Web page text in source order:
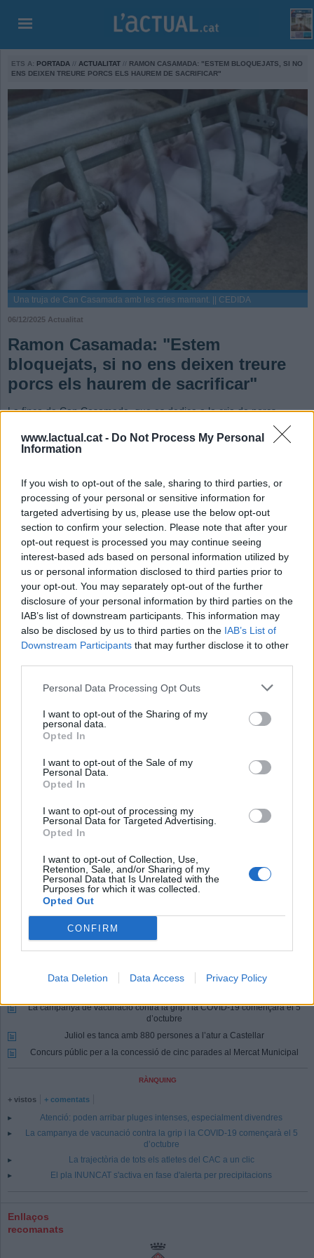
www.lactual.cat - Do Not Process My Personal
Information
If you wish to opt-out of the sale, sharing to third parties, or
processing of your personal or sensitive information for
targeted advertising by us, please use the below opt-out
section to confirm your selection. Please note that after your
opt-out request is processed you may continue seeing
interest-based ads based on personal information utilized by
us or personal information disclosed to third parties prior to
your opt-out. You may separately opt-out of the further
disclosure of your personal information by third parties on the
IAB’s list of downstream participants. This information may
also be disclosed by us to third parties on the IAB’s List of
Downstream Participants that may further disclose it to other
Personal Data Processing Opt Outs
I want to opt-out of the Sharing of my
personal data.
Opted In
I want to opt-out of the Sale of my
Personal Data.
Opted In
I want to opt-out of processing my
Personal Data for Targeted Advertising.
Opted In
I want to opt-out of Collection, Use,
Retention, Sale, and/or Sharing of my
Personal Data that Is Unrelated with the
Purposes for which it was collected.
Opted Out
CONFIRM
Data Deletion Data Access Privacy Policy
ETS A: PORTADA // ACTUALITAT // RAMON CASAMADA: "ESTEM BLOQUEJATS, SI NO
ENS DEIXEN TREURE PORCS ELS HAUREM DE SACRIFICAR"
Una truja de Can Casamada amb les cries mamant. || CEDIDA
06/12/2025 Actualitat
Ramon Casamada: "Estem
bloquejats, si no ens deixen treure
porcs els haurem de sacrificar"
La finca de Can Casamada, que es dedica a la cria de porcs,
Jordi Rius
La finca de Can Casamada es dedica al cria de porcs i actualment té 300
truges més porcs d'engreix. "Tenim unes truges que estan prenyades, cada
quatre mesos pareixen, estan en lactació i quan surten, les tornem a cobrir",
explica Ramon Casamada. D'aquesta forma, la gestació ja està programada
fins als primers dies de març. Fins aquesta data, "cada tres setmanes les
truges pareixen uns 500 porcs, que marxen després de la paridera, han d'anar
a un engreix per després començar el cicle", apunta Casamada. Amb la
irrupció de la pesta porcina africana, "estem bloquejats, el dia 15 els porcs han
de desmamar i ara no tenim lloc on deixar els que tenim a la paridera".
Casamada adverteix que "si dijous que ve no ens donen permís per treure
porcs, els haurem de sacrificar". Casamada calcula que a tota l'àrea afectada
hi ha unes 6.000 truges que pariran en breu.
En aquest sentit, representants del sector porcí van confirmar ahir després de
la reunió que van mantenir amb el govern per fer seguiment del brot que la
situades prop del focus de la pesta porcina africana i que estan dins
Afegeix
Estigues informat amb les últimes notícies d'actualitat.
ACTIVAR ARA
Comparteix
M'agrada
Comentaris
Identificar-me.
Per escriure un comentari has d'identificar-te com a usuari de
Lactual.cat
Si encara no ets usuari de Lactual.cat, registra't ara.
Ajuts per al foment de noves activitats
La campanya de vacunació contra la grip i la COVID-19 començarà el 5
d’octubre
Juliol es tanca amb 880 persones a l’atur a Castellar
Concurs públic per a la concessió de cinc parades al Mercat Municipal
RÀNQUING
+ vistos + comentats
Atenció: poden arribar pluges intenses, especialment divendres
La campanya de vacunació contra la grip i la COVID-19 començarà el 5
d’octubre
La trajectòria de tots els atletes del CAC a un clic
El pla INUNCAT s'activa en fase d'alerta per precipitacions
Enllaços
recomanats